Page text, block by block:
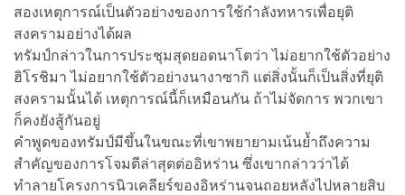
สองเหตุการณ์เป็นตัวอย่างของการใช้กำลังทหารเพื่อยุติ
สงครามอย่างได้ผล
ทรัมป์กล่าวในการประชุมสุดยอดนาโตว่า ไม่อยากใช้ตัวอย่าง
ฮิโรชิมา ไม่อยากใช้ตัวอย่างนางาซากิ แต่สิ่งนั้นก็เป็นสิ่งที่ยุติ
สงครามนั้นได้ เหตุการณ์นี้ก็เหมือนกัน ถ้าไม่จัดการ พวกเขา
ก็คงยังสู้กันอยู่
คำพูดของทรัมป์มีขึ้นในขณะที่เขาพยายามเน้นย้ำถึงความ
สำคัญของการโจมตีล่าสุดต่ออิหร่าน ซึ่งเขากล่าวว่าได้
ทำลายโครงการนิวเคลียร์ของอิหร่านจนถอยหลังไปหลายสิบ